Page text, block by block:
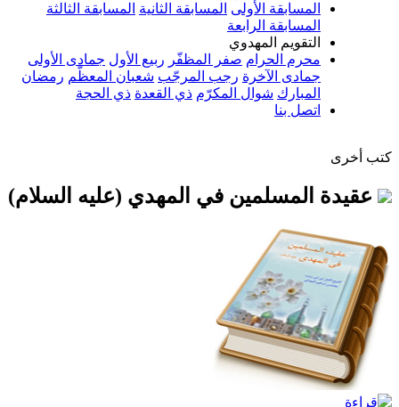
المسابقة الأولى المسابقة الثانية المسابقة الثالثة
المسابقة الرابعة
التقويم المهدوي
محرم الحرام صفر المظفّر ربيع الأول جمادى الأولى
جمادى الآخرة رجب المرجّب شعبان المعظّم رمضان
المبارك شوال المكرّم ذي القعدة ذي الحجة
اتصل بنا
كتب أخرى
عقيدة المسلمين في المهدي (عليه السلام)